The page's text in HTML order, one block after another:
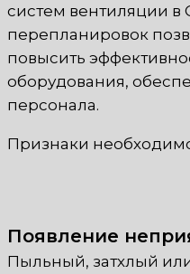
систем вентиляции в
перепланировок
повысить
оборудования,
персонала.
Признаки
Появление
Пыльный, затхлый